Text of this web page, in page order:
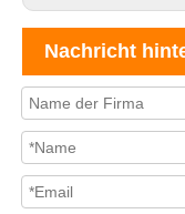
Nachricht